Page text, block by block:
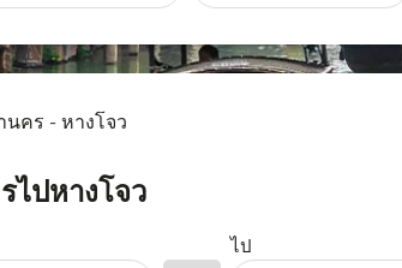
นคร - หางโจว
ไปหางโจว
ไป
อกวันที่ด้านล่างเพื่อค้นหาข้อเสนอ